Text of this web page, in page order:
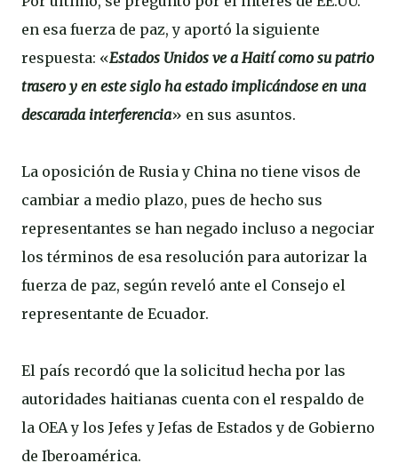
en esa fuerza de paz, y aportó la siguiente
respuesta: «Estados Unidos ve a Haití como su patrio
trasero y en este siglo ha estado implicándose en una
descarada interferencia» en sus asuntos.
La oposición de Rusia y China no tiene visos de
cambiar a medio plazo, pues de hecho sus
representantes se han negado incluso a negociar
los términos de esa resolución para autorizar la
fuerza de paz, según reveló ante el Consejo el
representante de Ecuador.
El país recordó que la solicitud hecha por las
autoridades haitianas cuenta con el respaldo de
la OEA y los Jefes y Jefas de Estados y de Gobierno
de Iberoamérica.